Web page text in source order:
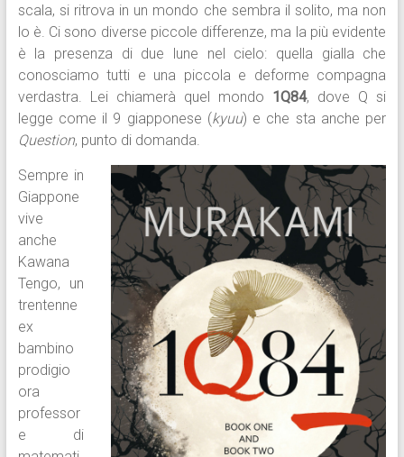
scala, si ritrova in un mondo che sembra il solito, ma non
lo è. Ci sono diverse piccole differenze, ma la più evidente
è la presenza di due lune nel cielo: quella gialla che
conosciamo tutti e una piccola e deforme compagna
verdastra. Lei chiamerà quel mondo 1Q84, dove Q si
legge come il 9 giapponese (kyuu) e che sta anche per
Question, punto di domanda.
Sempre in
Giappone
vive
anche
Kawana
Tengo, un
trentenne
ex
bambino
prodigio
ora
professor
e di